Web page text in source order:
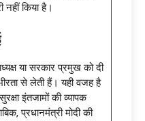
किया है।
या सरकार प्रमुख को दी
से लेती हैं। यही वजह है
इंतजामों की व्यापक
प्रधानमंत्री मोदी की